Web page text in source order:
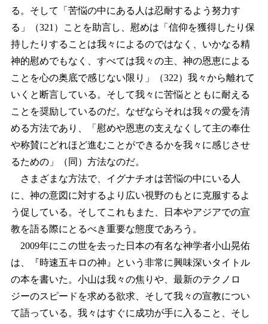
る。そして「苦悩の中にある人は忍耐するよう努力す
る」（321）ことを助言し、慰めは「信仰を獲得したり保
持したりすることは我々によるのではなく、いかなる精
神的慰めでもなく、すべては我々の主、神の恩恵による
ことを心の奥底で感じない限り」（322）我々から離れて
いくと断言している。そして我々に苦悩とともに耐える
ことを奨励しているのだ。なぜならそれは我々の愛を清
める方法であり、「慰めや恩恵の支えなくして主の奉仕
や称賛にどれほど進むことができるかを我々に感じさせ
るための」（同）方法なのだ。
さまざまな方法で、イグナチオは苦悩の中にいる人
に、神の意図に対するより広い視野のもとに克服するよ
う促している。そしてこれもまた、日本やアジアでの宣
教を語る際にとるべき重要な態度であろう。
2009年にこの世を去った日本の有名な神学者小山晃佑
は、『時速五キロの神』という非常に興味深いタイトル
の本を書いた。小山は我々の焦りや、最新のテクノロ
ジーのスピードを求める欲求、そして我々の宣教につい
て語っている。我々はすぐに成功が手に入ること、そし